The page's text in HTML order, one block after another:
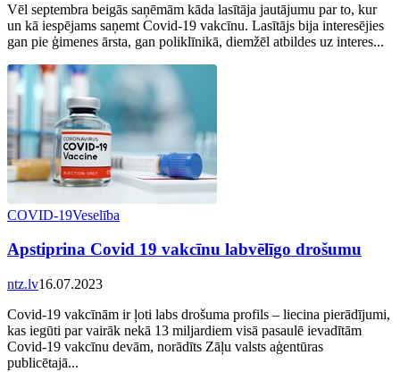
Vēl septembra beigās saņēmām kāda lasītāja jautājumu par to, kur
un kā iespējams saņemt Covid-19 vakcīnu. Lasītājs bija interesējies
gan pie ģimenes ārsta, gan poliklīnikā, diemžēl atbildes uz interes...
COVID-19Veselība
Apstiprina Covid 19 vakcīnu labvēlīgo drošumu
ntz.lv16.07.2023
Covid-19 vakcīnām ir ļoti labs drošuma profils – liecina pierādījumi,
kas iegūti par vairāk nekā 13 miljardiem visā pasaulē ievadītām
Covid-19 vakcīnu devām, norādīts Zāļu valsts aģentūras
publicētajā...